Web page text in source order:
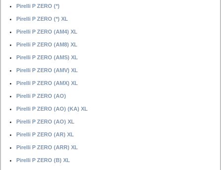
Pirelli P ZERO (*)
Pirelli P ZERO (*) XL
Pirelli P ZERO (AM4) XL
Pirelli P ZERO (AM8) XL
Pirelli P ZERO (AMS) XL
Pirelli P ZERO (AMV) XL
Pirelli P ZERO (AMX) XL
Pirelli P ZERO (AO)
Pirelli P ZERO (AO) (KA) XL
Pirelli P ZERO (AO) XL
Pirelli P ZERO (AR) XL
Pirelli P ZERO (ARR) XL
Pirelli P ZERO (B) XL